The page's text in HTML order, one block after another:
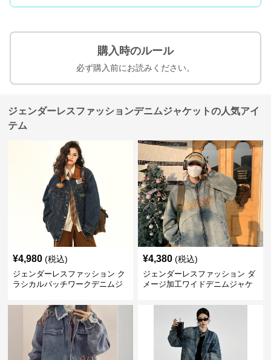
購入時のルール
必ず購入前にお読みください。
ジェンダーレスファッションデニムジャケットの人気アイ
テム
¥4,980 (税込)
ジェンダーレスファッション ク
ラシカルパッチワークデニムジ
¥4,380 (税込)
ジェンダーレスファッション ダ
メージ加工ワイドデニムジャケ